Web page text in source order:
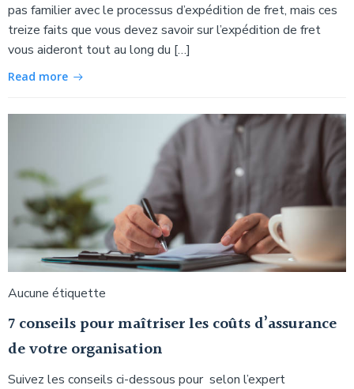
pas familier avec le processus d’expédition de fret, mais ces
treize faits que vous devez savoir sur l’expédition de fret
vous aideront tout au long du […]
Read more
Aucune étiquette
7 conseils pour maîtriser les coûts d’assurance
de votre organisation
Suivez les conseils ci-dessous pour selon l’expert